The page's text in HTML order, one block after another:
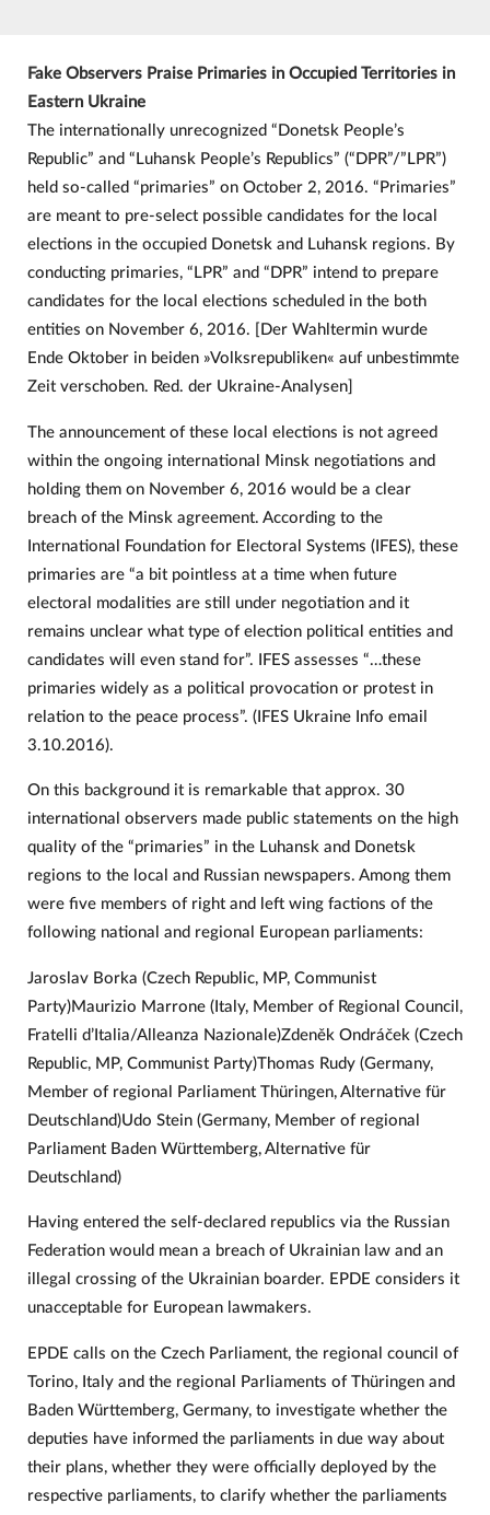
Fake Observers Praise Primaries in Occupied Territories in
Eastern Ukraine
The internationally unrecognized “Donetsk People’s
Republic” and “Luhansk People’s Republics” (“DPR”/”LPR”)
held so-called “primaries” on October 2, 2016. “Primaries”
are meant to pre-select possible candidates for the local
elections in the occupied Donetsk and Luhansk regions. By
conducting primaries, “LPR” and “DPR” intend to prepare
candidates for the local elections scheduled in the both
entities on November 6, 2016. [Der Wahltermin wurde
Ende Oktober in beiden »Volksrepubliken« auf unbestimmte
Zeit verschoben. Red. der Ukraine-Analysen]
The announcement of these local elections is not agreed
within the ongoing international Minsk negotiations and
holding them on November 6, 2016 would be a clear
breach of the Minsk agreement. According to the
International Foundation for Electoral Systems (IFES), these
primaries are “a bit pointless at a time when future
electoral modalities are still under negotiation and it
remains unclear what type of election political entities and
candidates will even stand for”. IFES assesses “…these
primaries widely as a political provocation or protest in
relation to the peace process”. (IFES Ukraine Info email
3.10.2016).
On this background it is remarkable that approx. 30
international observers made public statements on the high
quality of the “primaries” in the Luhansk and Donetsk
regions to the local and Russian newspapers. Among them
were five members of right and left wing factions of the
following national and regional European parliaments:
Jaroslav Borka (Czech Republic, MP, Communist
Party)Maurizio Marrone (Italy, Member of Regional Council,
Fratelli d’Italia/Alleanza Nazionale)Zdeněk Ondráček (Czech
Republic, MP, Communist Party)Thomas Rudy (Germany,
Member of regional Parliament Thüringen, Alternative für
Deutschland)Udo Stein (Germany, Member of regional
Parliament Baden Württemberg, Alternative für
Deutschland)
Having entered the self-declared republics via the Russian
Federation would mean a breach of Ukrainian law and an
illegal crossing of the Ukrainian boarder. EPDE considers it
unacceptable for European lawmakers.
EPDE calls on the Czech Parliament, the regional council of
Torino, Italy and the regional Parliaments of Thüringen and
Baden Württemberg, Germany, to investigate whether the
deputies have informed the parliaments in due way about
their plans, whether they were officially deployed by the
respective parliaments, to clarify whether the parliaments